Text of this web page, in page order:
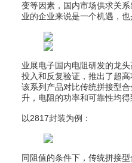
变等因素，国内市场供求关
业的企业来说是一个机遇，也
业展电子国内电阻研发的龙
投入和反复验证，推出了超
该系列产品对比传统拼接型
升，电阻的功率和可靠性均得
以2817封装为例：
同阻值的条件下，传统拼接